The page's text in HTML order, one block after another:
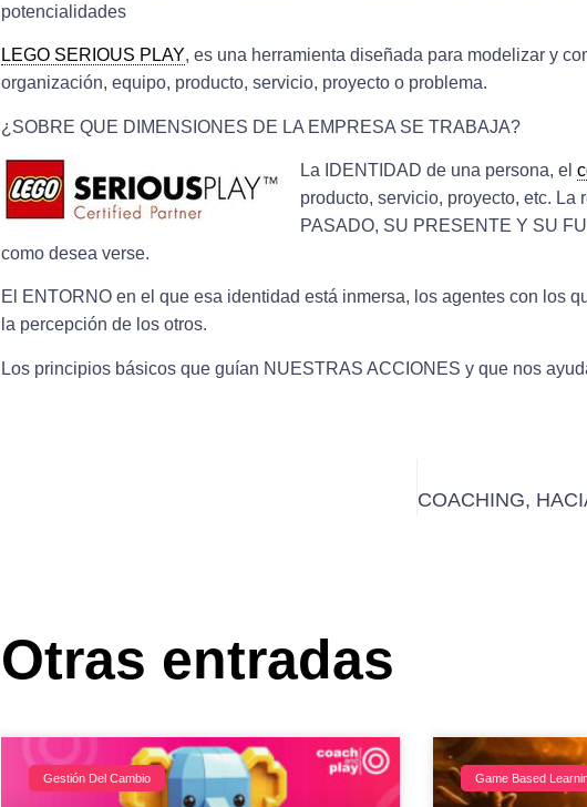
potencialidades
LEGO SERIOUS PLAY, es una herramienta diseñada para modelizar y
organización, equipo, producto, servicio, proyecto o problema.
¿SOBRE QUE DIMENSIONES DE LA EMPRESA SE TRABAJA?
La IDENTIDAD de una persona, el
producto, servicio, proyecto, etc. La
PASADO, SU PRESENTE Y SU
como desea verse.
El ENTORNO en el que esa identidad está inmersa, los agentes con los
la percepción de los otros.
Los principios básicos que guían NUESTRAS ACCIONES y que nos
Otras entradas
Gestión Del Cambio Game Based